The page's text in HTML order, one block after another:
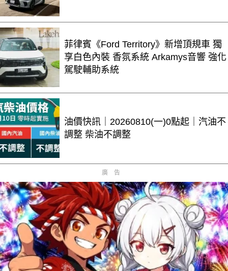
菲律賓《Ford Territory》新增頂規車 獨
享白色內裝 香氛系統 Arkamys音響 強化
駕駛輔助系統
油價快訊｜20260810(一)0點起｜汽油不
調整 柴油不調整
廣告